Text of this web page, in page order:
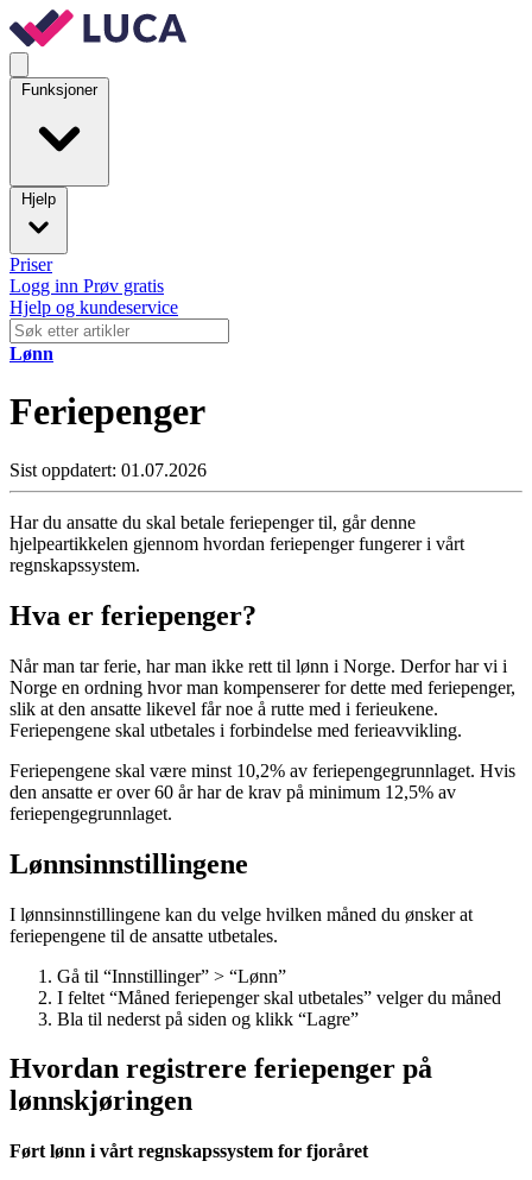
Funksjoner
Hjelp
Priser
Logg inn Prøv gratis
Hjelp og kundeservice
Lønn
Feriepenger
Sist oppdatert: 01.07.2026
Har du ansatte du skal betale feriepenger til, går denne
hjelpeartikkelen gjennom hvordan feriepenger fungerer i vårt
regnskapssystem.
Hva er feriepenger?
Når man tar ferie, har man ikke rett til lønn i Norge. Derfor har vi i
Norge en ordning hvor man kompenserer for dette med feriepenger,
slik at den ansatte likevel får noe å rutte med i ferieukene.
Feriepengene skal utbetales i forbindelse med ferieavvikling.
Feriepengene skal være minst 10,2% av feriepengegrunnlaget. Hvis
den ansatte er over 60 år har de krav på minimum 12,5% av
feriepengegrunnlaget.
Lønnsinnstillingene
I lønnsinnstillingene kan du velge hvilken måned du ønsker at
feriepengene til de ansatte utbetales.
Gå til “Innstillinger” > “Lønn”
I feltet “Måned feriepenger skal utbetales” velger du måned
Bla til nederst på siden og klikk “Lagre”
Hvordan registrere feriepenger på
lønnskjøringen
Ført lønn i vårt regnskapssystem for fjoråret